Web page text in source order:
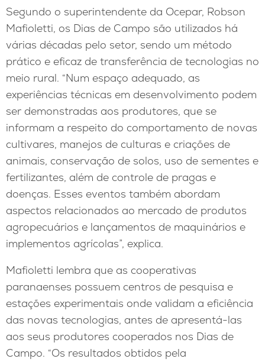
Segundo o superintendente da Ocepar, Robson
Mafioletti, os Dias de Campo são utilizados há
várias décadas pelo setor, sendo um método
prático e eficaz de transferência de tecnologias no
meio rural. “Num espaço adequado, as
experiências técnicas em desenvolvimento podem
ser demonstradas aos produtores, que se
informam a respeito do comportamento de novas
cultivares, manejos de culturas e criações de
animais, conservação de solos, uso de sementes e
fertilizantes, além de controle de pragas e
doenças. Esses eventos também abordam
aspectos relacionados ao mercado de produtos
agropecuários e lançamentos de maquinários e
implementos agrícolas”, explica.
Mafioletti lembra que as cooperativas
paranaenses possuem centros de pesquisa e
estações experimentais onde validam a eficiência
das novas tecnologias, antes de apresentá-las
aos seus produtores cooperados nos Dias de
Campo. “Os resultados obtidos pela